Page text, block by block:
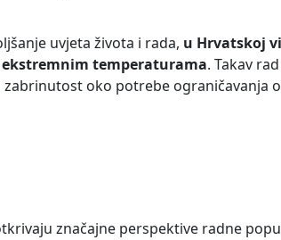
uvjeta života i rada, u Hrvatskoj
temperaturama. Takav
oko potrebe ograničavanja
značajne perspektive radne